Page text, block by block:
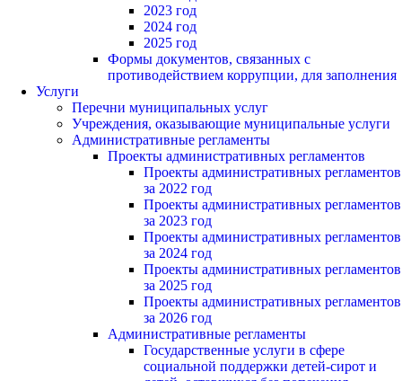
2023 год
2024 год
2025 год
Формы документов, связанных с
противодействием коррупции, для заполнения
Услуги
Перечни муниципальных услуг
Учреждения, оказывающие муниципальные услуги
Административные регламенты
Проекты административных регламентов
Проекты административных регламентов
за 2022 год
Проекты административных регламентов
за 2023 год
Проекты административных регламентов
за 2024 год
Проекты административных регламентов
за 2025 год
Проекты административных регламентов
за 2026 год
Административные регламенты
Государственные услуги в сфере
социальной поддержки детей-сирот и